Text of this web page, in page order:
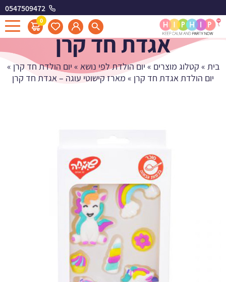
0547509472
0
מארז קישוטי עוגה -
אגדת חד קרן
בית » קטלוג מוצרים » יום הולדת לפי נושא » יום הולדת חד קרן »
יום הולדת אגדת חד קרן » מארז קישוטי עוגה – אגדת חד קרן